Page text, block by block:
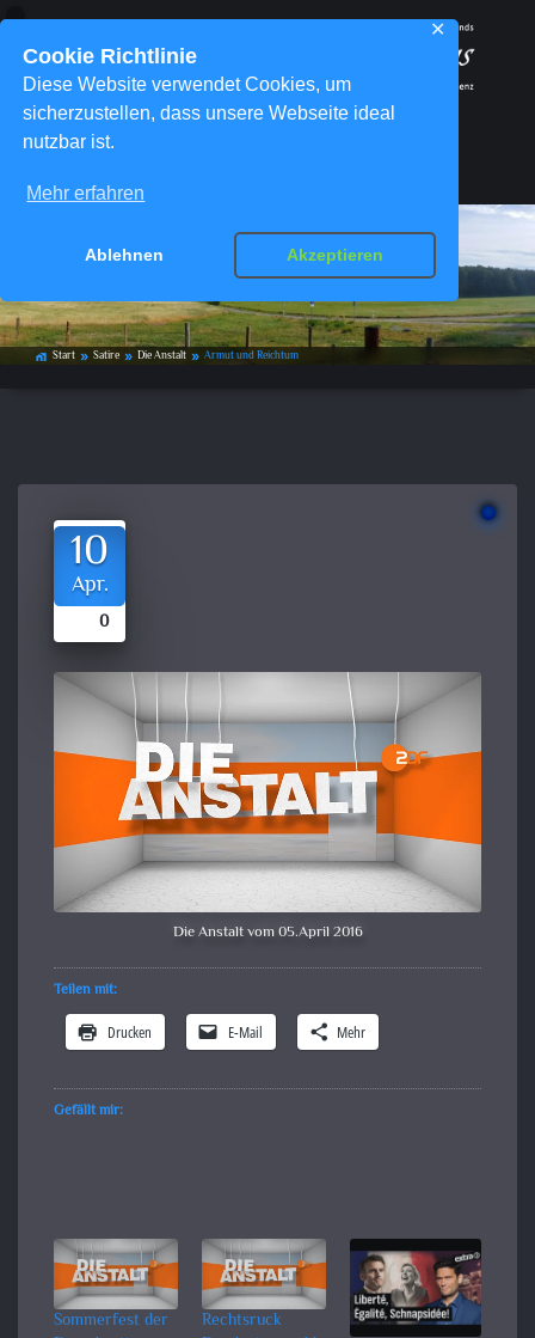
Cookie Richtlinie
Diese Website verwendet Cookies, um
sicherzustellen, dass unsere Webseite ideal
nutzbar ist.
Mehr erfahren
Ablehnen Akzeptieren
✕
Armut und Reichtum
home_work Start double_arrow Satire double_arrow Die Anstalt double_arrow Armut und Reichtum
10
Apr.
0
Die Anstalt vom 05.April 2016
Teilen mit:
Drucken E-Mail Mehr
Gefällt mir:
Sommerfest der
Rechtsruck